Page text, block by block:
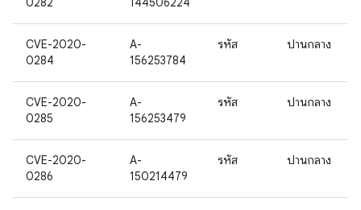
CVE-2020-
0284
A-
156253784
รหัส ปานกลาง
CVE-2020-
0285
A-
156253479
รหัส ปานกลาง
CVE-2020-
0286
A-
150214479
รหัส ปานกลาง